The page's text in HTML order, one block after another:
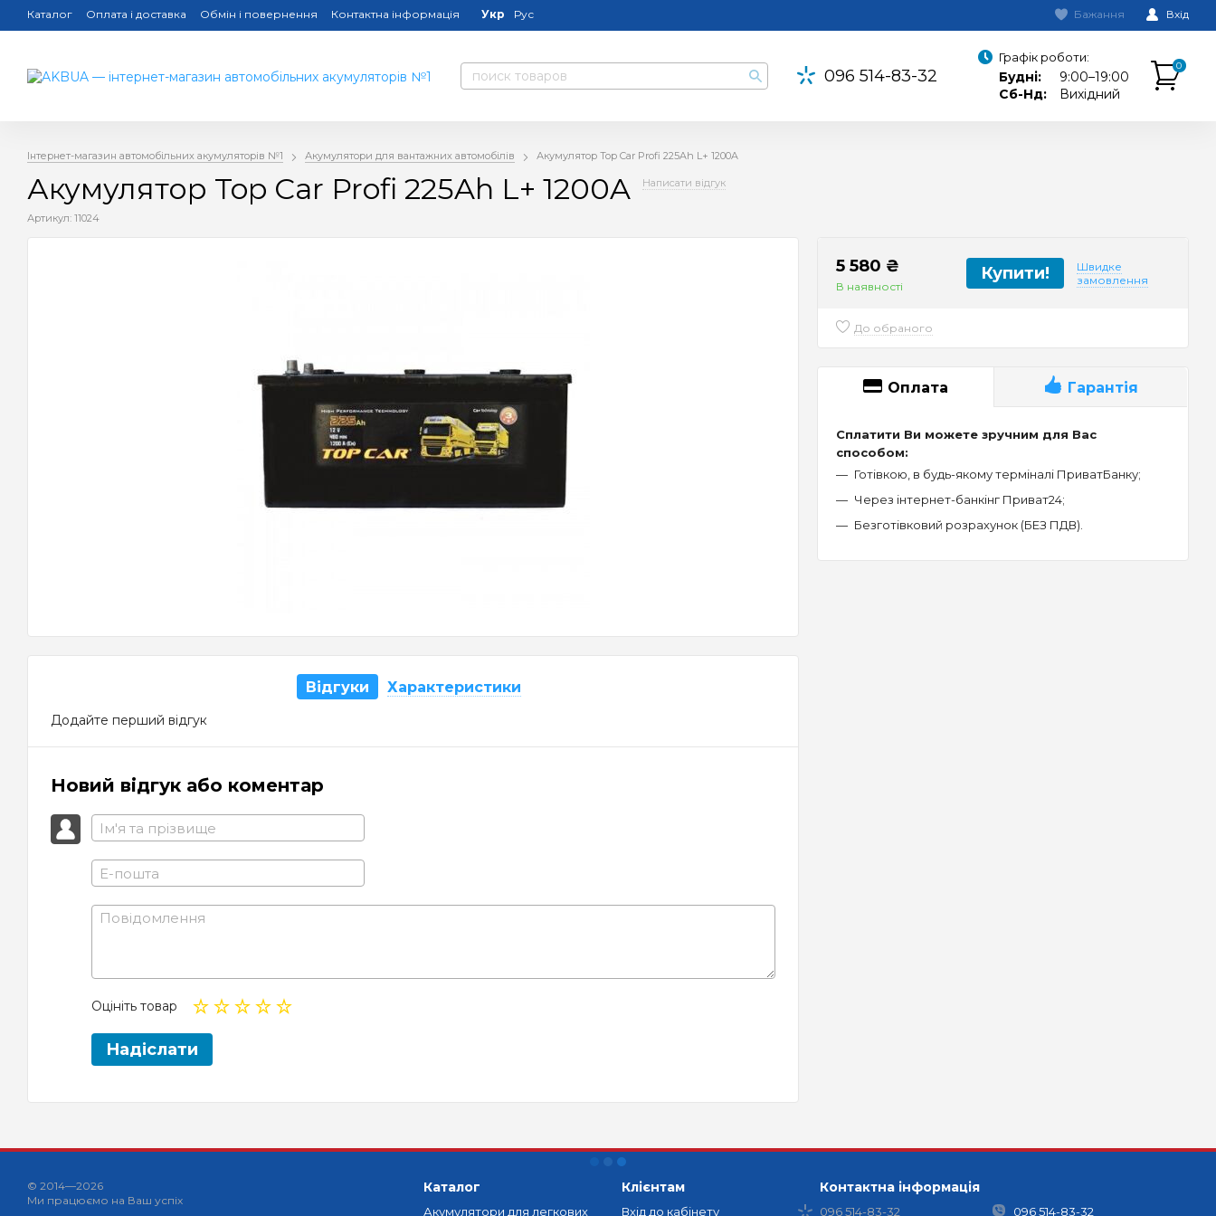
Каталог Оплата і доставка Обмін і повернення Контактна інформація Укр Рус Бажання Вхід
096 514-83-32
Графік роботи:
Будні:
9:00–19:00
Сб-Нд:
Вихідний
0
Інтернет-магазин автомобільних акумуляторів №1 Акумулятори для вантажних автомобілів Акумулятор Top Car Profi 225Ah L+ 1200A
Акумулятор Top Car Profi 225Ah L+ 1200A Написати відгук
Артикул: 11024
Відгуки Характеристики
Додайте перший відгук
Новий відгук або коментар
Оцініть товар
Надіслати
5 580 ₴
В наявності
Купити!
Швидке
замовлення
До обраного
Оплата Гарантія
Сплатити Ви можете зручним для Вас
способом:
Готівкою, в будь-якому терміналі ПриватБанку;
Через інтернет-банкінг Приват24;
Безготівковий розрахунок (БЕЗ ПДВ).
© 2014—2026
Ми працюємо на Ваш успіх
Каталог
Акумулятори для легкових
Клієнтам
Вхід до кабінету
Контактна інформація
096 514-83-32 096 514-83-32